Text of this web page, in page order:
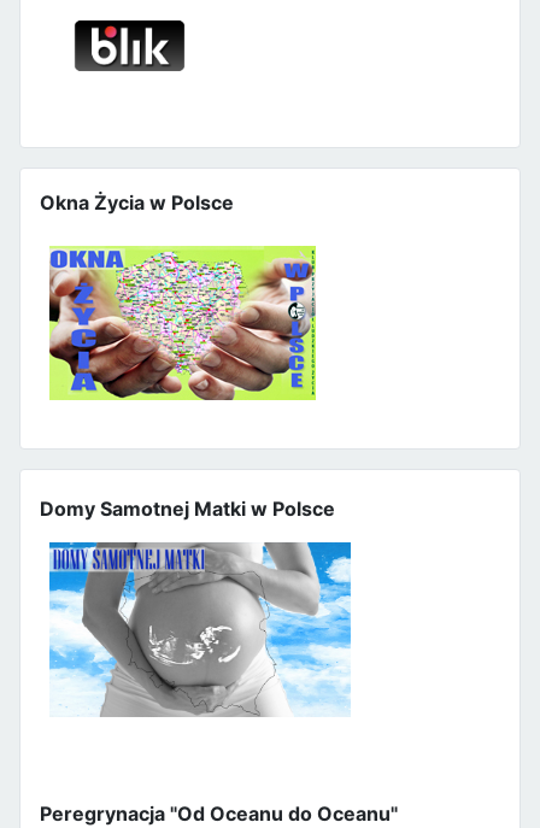
Okna Życia w Polsce
Domy Samotnej Matki w Polsce
Peregrynacja "Od Oceanu do Oceanu"